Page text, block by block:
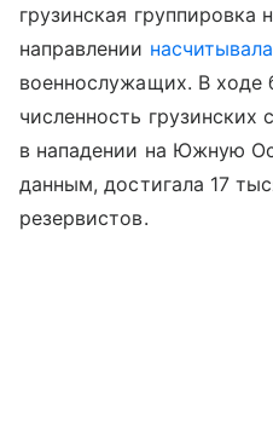
грузинская группировка
направлении насчитывала
военнослужащих. В ходе
численность грузинских
в нападении на Южную
данным, достигала 17
резервистов.